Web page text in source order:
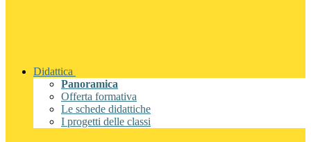
Didattica
Panoramica
Offerta formativa
Le schede didattiche
I progetti delle classi